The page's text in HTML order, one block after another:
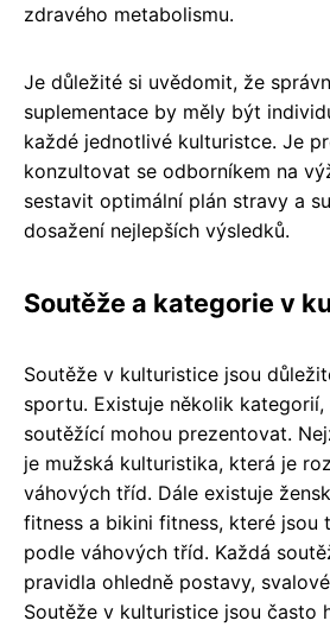
zdravého metabolismu.
Je důležité si uvědomit, že
suplementace by měly být
každé jednotlivé kulturistce. Je
konzultovat se odborníkem na
sestavit optimální plán stravy a
dosažení nejlepších výsledků.
Soutěže a kategorie v
Soutěže v kulturistice jsou
sportu. Existuje několik
soutěžící mohou prezentovat.
je mužská kulturistika, která je
váhových tříd. Dále existuje
fitness a bikini fitness, které jsou
podle váhových tříd. Každá
pravidla ohledně postavy,
Soutěže v kulturistice jsou často